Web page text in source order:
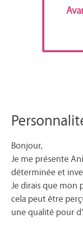
Bonjour,
Je me présente
déterminée et
Je dirais que mon
cela peut être
une qualité pour